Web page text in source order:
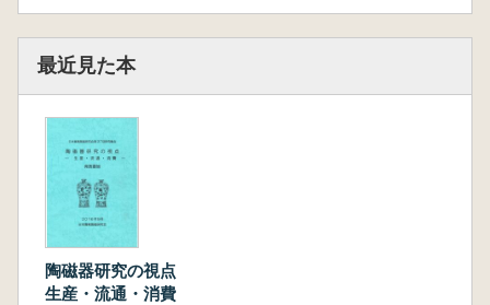
最近見た本
陶磁器研究の視点
生産・流通・消費